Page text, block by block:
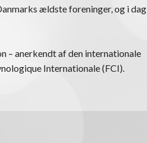
ældste foreninger, og i dag
– anerkendt af den internationale
Internationale (FCI).